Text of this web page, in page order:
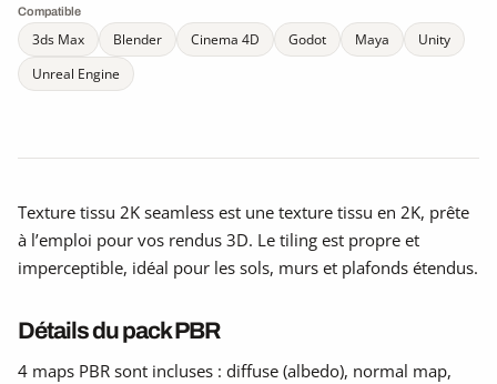
Compatible
3ds Max Blender Cinema 4D Godot Maya
Unity
Unreal Engine
Texture tissu 2K seamless est une texture tissu en 2K, prête
à l’emploi pour vos rendus 3D. Le tiling est propre et
imperceptible, idéal pour les sols, murs et plafonds étendus.
Détails du pack PBR
4 maps PBR sont incluses : diffuse (albedo), normal map,